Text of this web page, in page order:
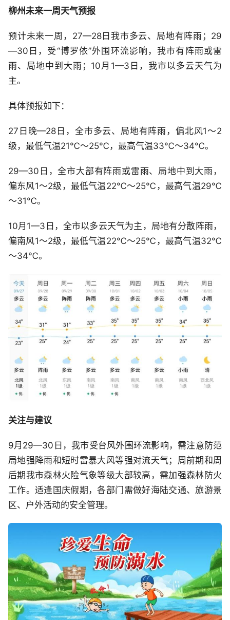
柳州未来一周天气预报
预计未来一周，27—28日我市多云、局地有阵雨；29
—30日，受“博罗依”外围环流影响，我市有阵雨或雷
雨、局地中到大雨；10月1—3日，我市以多云天气为
主。
具体预报如下：
27日晚—28日，全市多云、局地有阵雨，偏北风1～2
级，最低气温21℃～25℃，最高气温33℃～34℃。
29—30日，全市大部有阵雨或雷雨、局地中到大雨，
偏东风1～2级，最低气温22℃～25℃，最高气温29℃
～31℃。
10月1—3日，全市以多云天气为主，局地有分散阵雨，
偏南风1～2级，最低气温22℃～25℃，最高气温32℃
～34℃。
关注与建议
9月29—30日，我市受台风外围环流影响，需注意防范
局地强降雨和短时雷暴大风等强对流天气；周前期和周
后期我市森林火险气象等级大部较高，需加强森林防火
工作。适逢国庆假期，各部门需做好海陆交通、旅游景
区、户外活动的安全管理。